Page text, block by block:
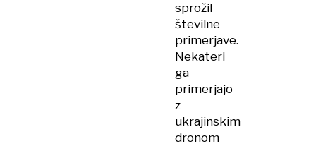
sprožil
številne
primerjave.
Nekateri
ga
primerjajo
z
ukrajinskim
dronom